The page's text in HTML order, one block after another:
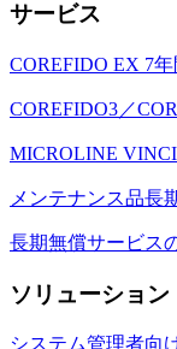
サービス
COREFIDO EX 7
COREFIDO3／
MICROLINE
メンテナンス品長
長期無償サービス
ソリューション
システム管理者向